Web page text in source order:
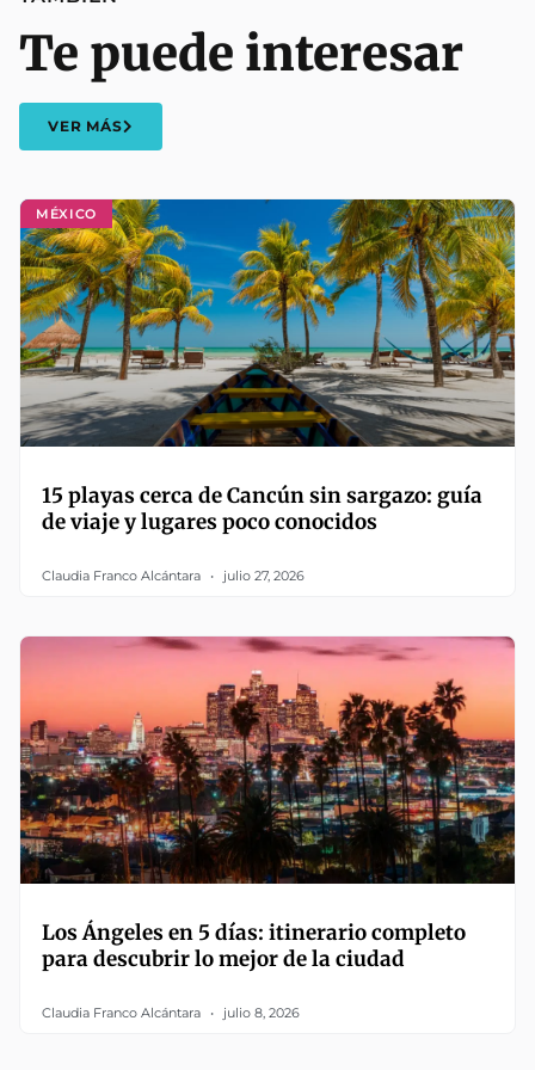
MÉXICO
15 playas cerca de Cancún sin sargazo: guía
de viaje y lugares poco conocidos
Claudia Franco Alcántara julio 27, 2026
Los Ángeles en 5 días: itinerario completo
para descubrir lo mejor de la ciudad
Claudia Franco Alcántara julio 8, 2026
Te puede interesar
VER MÁS